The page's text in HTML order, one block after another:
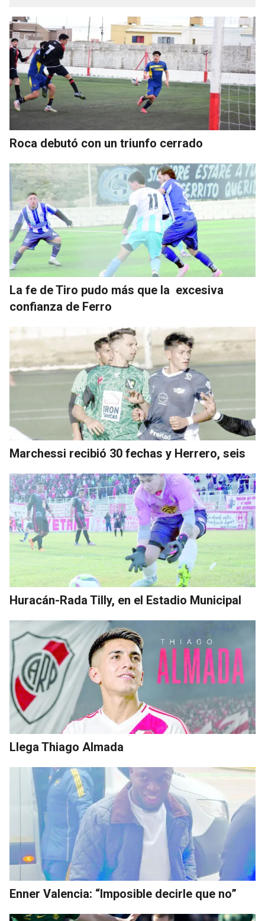
Roca debutó con un triunfo cerrado
La fe de Tiro pudo más que la excesiva
confianza de Ferro
Marchessi recibió 30 fechas y Herrero, seis
Huracán-Rada Tilly, en el Estadio Municipal
Llega Thiago Almada
Enner Valencia: “Imposible decirle que no”